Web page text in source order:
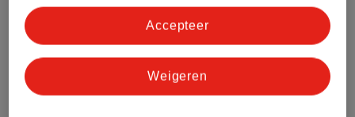
Dit product heeft (nog) geen Nature
Impact Score.
Weigeren
Accepteer